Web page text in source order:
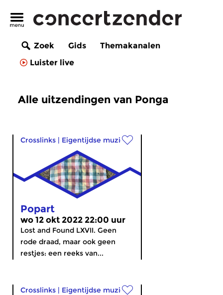
Zoek Gids
Themakanalen
Luister live
Alle uitzendingen van Ponga
Crosslinks | Eigentijdse muziek
Popart
wo 12 okt 2022 22:00 uur
Lost and Found LXVII. Geen
rode draad, maar ook geen
restjes: een reeks van...
Crosslinks | Eigentijdse muziek